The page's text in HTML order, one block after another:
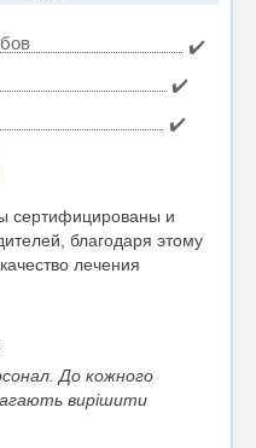
✔️
✔️
✔️
сертифицированы и
благодаря этому
лечения
До кожного
вирішити